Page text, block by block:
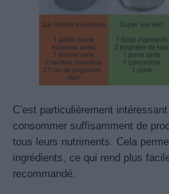
C’est particulièrement
consommer suffisamment de
tous leurs nutriments. Cela
ingrédients, ce qui rend plus
recommandé.